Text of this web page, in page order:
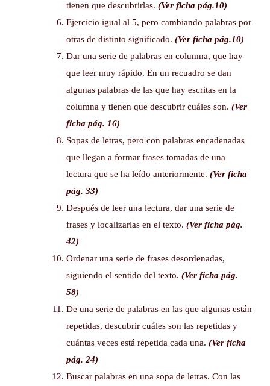
tienen que descubrirlas. (Ver ficha pág.10)
Ejercicio igual al 5, pero cambiando palabras por
otras de distinto significado. (Ver ficha pág.10)
Dar una serie de palabras en columna, que hay
que leer muy rápido. En un recuadro se dan
algunas palabras de las que hay escritas en la
columna y tienen que descubrir cuáles son. (Ver
ficha pág. 16)
Sopas de letras, pero con palabras encadenadas
que llegan a formar frases tomadas de una
lectura que se ha leído anteriormente. (Ver ficha
pág. 33)
Después de leer una lectura, dar una serie de
frases y localizarlas en el texto. (Ver ficha pág.
42)
Ordenar una serie de frases desordenadas,
siguiendo el sentido del texto. (Ver ficha pág.
58)
De una serie de palabras en las que algunas están
repetidas, descubrir cuáles son las repetidas y
cuántas veces está repetida cada una. (Ver ficha
pág. 24)
Buscar palabras en una sopa de letras. Con las